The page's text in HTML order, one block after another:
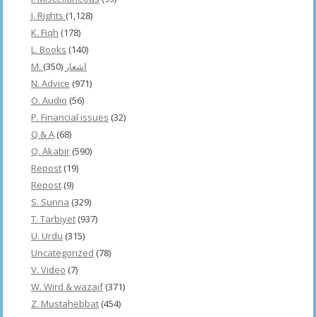
J. Rights (1,128)
K. Fiqh (178)
L. Books (140)
M. اشعار (350)
N. Advice (971)
O. Audio (56)
P. Financial issues (32)
Q & A (68)
Q. Akabir (590)
Repost (19)
Repost (9)
S. Sunna (329)
T. Tarbiyet (937)
U. Urdu (315)
Uncategorized (78)
V. Video (7)
W. Wird & wazaif(371)
Z. Mustahebbat (454)